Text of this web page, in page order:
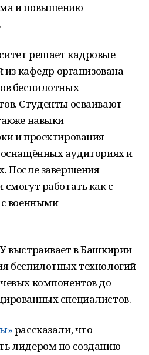
и повышению
решает кадровые
из кафедр организована
беспилотных
Студенты осваивают
навыки
и проектирования
аудиториях и
После завершения
работать как с
военными
выстраивает в Башкирии
беспилотных технологий
компонентов до
специалистов.
рассказали, что
лидером по созданию